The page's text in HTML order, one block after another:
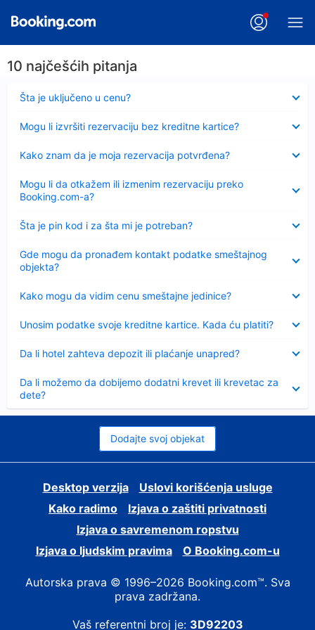
10 najčešćih pitanja
Šta je uključeno u cenu?
Sažeto
Mogu li izvršiti rezervaciju bez kreditne kartice?
Kako znam da je moja rezervacija potvrđena?
Mogu li da otkažem ili izmenim rezervaciju preko
Booking.com-a?
Šta je pin kod i za šta mi je potreban?
Sažeto
Gde mogu da pronađem kontakt podatke smeštajnog
objekta?
Kako mogu da vidim cenu smeštajne jedinice?
Unosim podatke svoje kreditne kartice. Kada ću platiti?
Da li hotel zahteva depozit ili plaćanje unapred?
Da li možemo da dobijemo dodatni krevet ili krevetac za
dete?
Dodajte svoj objekat
Desktop verzija
Uslovi korišćenja usluge
Kako radimo
Izjava o zaštiti privatnosti
Izjava o savremenom ropstvu
Izjava o ljudskim pravima
О Booking.com-u
Autorska prava © 1996–2026 Booking.com™. Sva
prava zadržana.
Vaš referentni broj je: 3D92203